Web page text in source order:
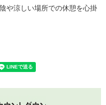
や涼しい場所での休憩を心掛